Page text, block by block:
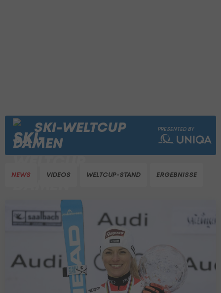
SKI-WELTCUP
DAMEN
PRESENTED BY
NEWS VIDEOS WELTCUP-STAND ERGEBNISSE